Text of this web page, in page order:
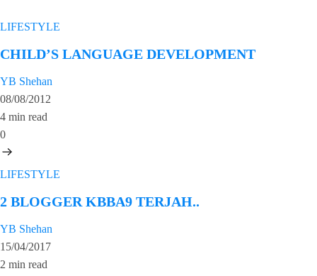
LIFESTYLE
CHILD’S LANGUAGE DEVELOPMENT
YB Shehan
08/08/2012
4 min read
0
LIFESTYLE
2 BLOGGER KBBA9 TERJAH..
YB Shehan
15/04/2017
2 min read